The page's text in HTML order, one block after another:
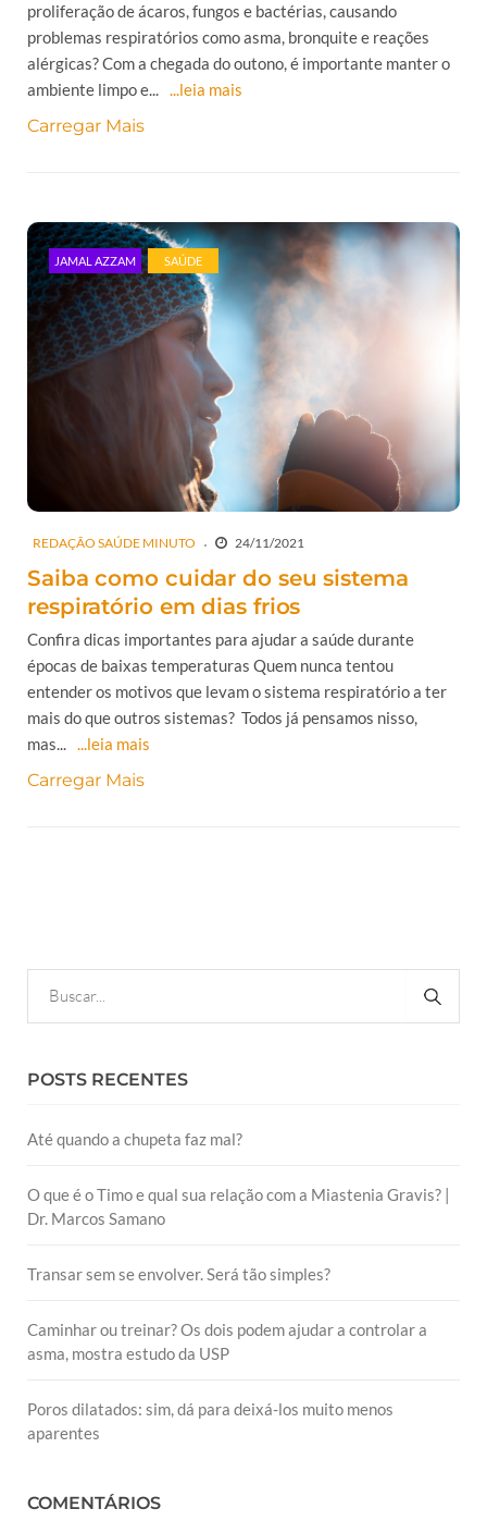
proliferação de ácaros, fungos e bactérias, causando
problemas respiratórios como asma, bronquite e reações
alérgicas? Com a chegada do outono, é importante manter o
ambiente limpo e... ...leia mais
Carregar Mais
JAMAL AZZAM SAÚDE
REDAÇÃO SAÚDE MINUTO 24/11/2021
Saiba como cuidar do seu sistema
respiratório em dias frios
Confira dicas importantes para ajudar a saúde durante
épocas de baixas temperaturas Quem nunca tentou
entender os motivos que levam o sistema respiratório a ter
mais do que outros sistemas? Todos já pensamos nisso,
mas... ...leia mais
Carregar Mais
POSTS RECENTES
Até quando a chupeta faz mal?
O que é o Timo e qual sua relação com a Miastenia Gravis? |
Dr. Marcos Samano
Transar sem se envolver. Será tão simples?
Caminhar ou treinar? Os dois podem ajudar a controlar a
asma, mostra estudo da USP
Poros dilatados: sim, dá para deixá-los muito menos
aparentes
COMENTÁRIOS